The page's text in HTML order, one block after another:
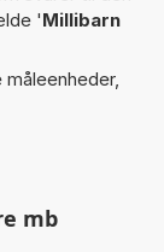
'Millibarn
mb